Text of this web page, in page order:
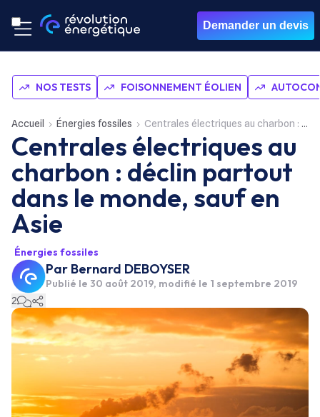
Demander un devis
NOS TESTS FOISONNEMENT ÉOLIEN
Accueil Énergies fossiles Centrales électriques au charbon : déclin partout dans le monde, sauf en Asie
Centrales électriques au
charbon : déclin partout
dans le monde, sauf en
Asie
Énergies fossiles
Par Bernard DEBOYSER
Publié le 30 août 2019, modifié le 1 septembre 2019
2